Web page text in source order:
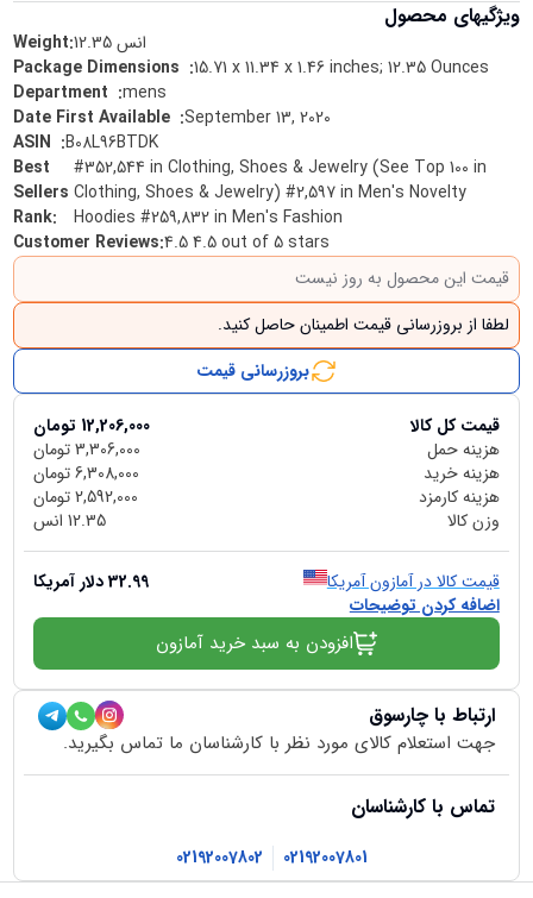
ویژگیهای محصول
Weight:12.35انس
:15.71 x 11.34 x 1.46 inches; 12.35 Ounces
:mens
:September 13, 2020
:B08L96BTDK
Best
Sellers
Rank:
#352,544 in Clothing, Shoes & Jewelry (See Top 100 in
Clothing, Shoes & Jewelry) #2,597 in Men's Novelty
Hoodies #259,832 in Men's Fashion
Customer Reviews:4.5 4.5 out of 5 stars
قیمت این محصول به روز نیست
لطفا از بروزرسانی قیمت اطمینان حاصل کنید.
بروزرسانی قیمت
قیمت کل کالا 12,206,000 تومان
هزینه حمل
3,306,000تومان
هزینه خرید
6,308,000تومان
هزینه کارمزد
2,592,000تومان
وزن کالا
12.35 انس
قیمت کالا در آمازون آمریکا 32.99دلار آمریکا
اضافه کردن توضیحات
افزودن به سبد خرید آمازون
ارتباط با چارسوق
جهت استعلام کالای مورد نظر با کارشناسان ما تماس بگیرید.
تماس با کارشناسان
02192007801
02192007802